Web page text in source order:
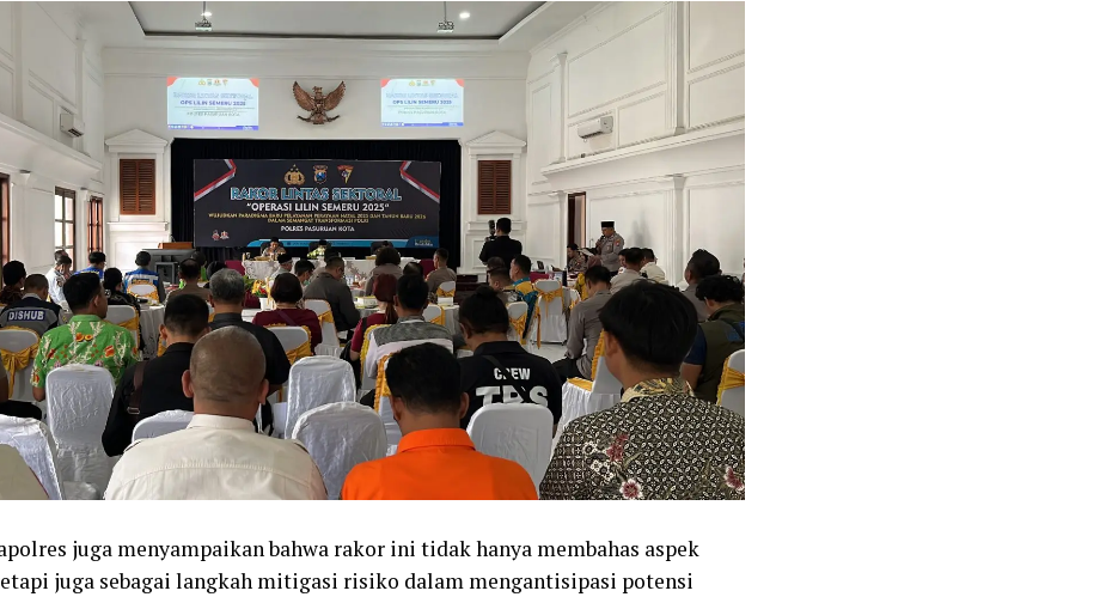
juga menyampaikan bahwa rakor ini tidak hanya membahas aspek
juga sebagai langkah mitigasi risiko dalam mengantisipasi potensi